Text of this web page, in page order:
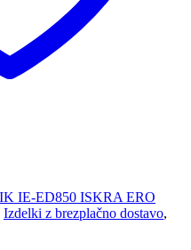
Izdelki z brezplačno dostavo,